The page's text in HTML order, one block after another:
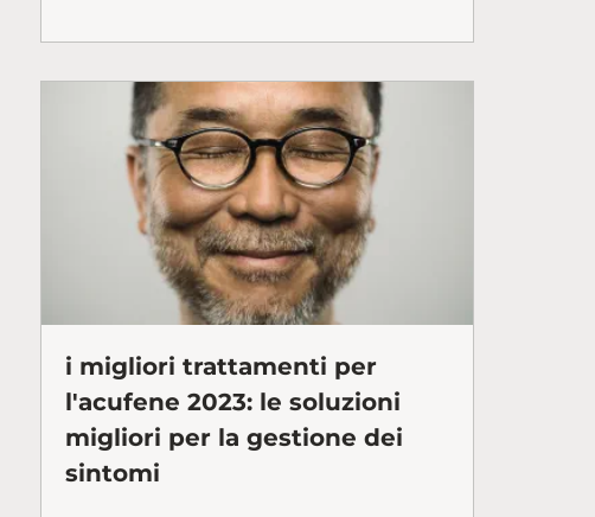
i migliori trattamenti per
l'acufene 2023: le soluzioni
migliori per la gestione dei
sintomi